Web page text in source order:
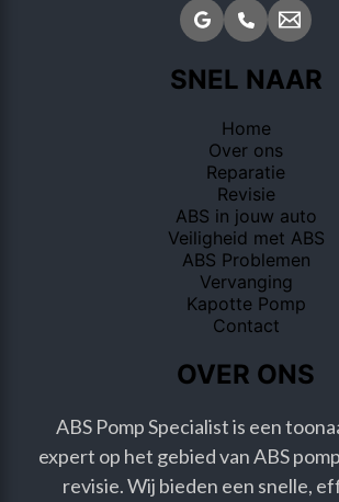
SNEL NAAR
Home
Over ons
Reparatie
Revisie
ABS in jouw auto
Veiligheid met ABS
ABS Problemen
Vervanging
Kapotte Pomp
Contact
OVER ONS
ABS Pomp Specialist is een
expert op het gebied van ABS
revisie. Wij bieden een snelle,